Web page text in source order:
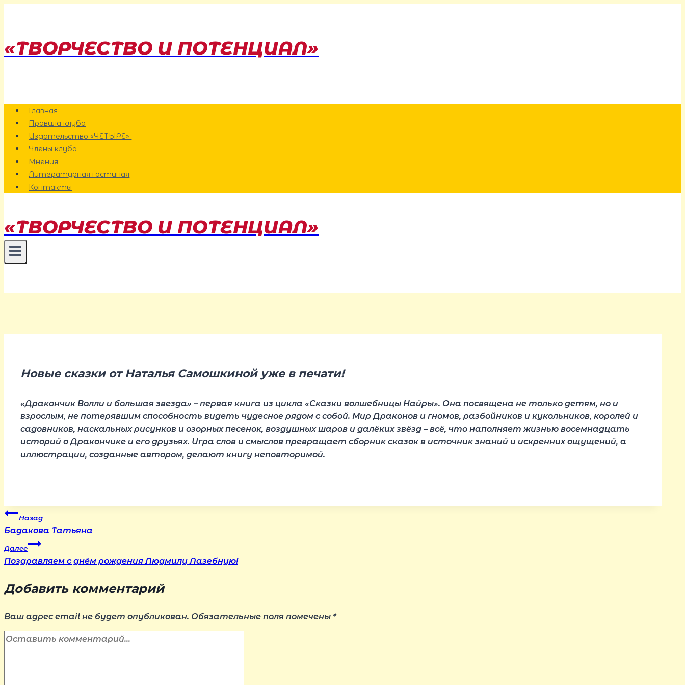
«ТВОРЧЕСТВО И ПОТЕНЦИАЛ»
Главная
Правила клуба
Издательство «ЧЕТЫРЕ»
Члены клуба
Мнения
Литературная гостиная
Контакты
«ТВОРЧЕСТВО И ПОТЕНЦИАЛ»
Новые сказки от Наталья Самошкиной уже в печати!
«Дракончик Волли и большая звезда» – первая книга из цикла «Сказки волшебницы Найры». Она посвящена не только детям, но и
взрослым, не потерявшим способность видеть чудесное рядом с собой. Мир Драконов и гномов, разбойников и кукольников, королей и
садовников, наскальных рисунков и озорных песенок, воздушных шаров и далёких звёзд – всё, что наполняет жизнью восемнадцать
историй о Дракончике и его друзьях. Игра слов и смыслов превращает сборник сказок в источник знаний и искренних ощущений, а
иллюстрации, созданные автором, делают книгу неповторимой.
Навигация
по
Назад
Бадакова Татьяна
Далее
Поздравляем с днём рождения Людмилу Лазебную!
Добавить комментарий
Ваш адрес email не будет опубликован. Обязательные поля помечены *